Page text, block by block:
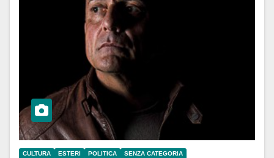
CULTURA ESTERI POLITICA SENZA CATEGORIA